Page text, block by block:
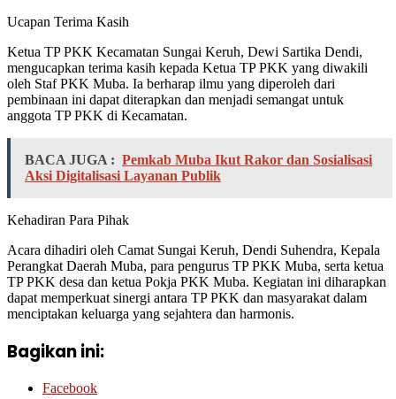
Ucapan Terima Kasih
Ketua TP PKK Kecamatan Sungai Keruh, Dewi Sartika Dendi,
mengucapkan terima kasih kepada Ketua TP PKK yang diwakili
oleh Staf PKK Muba. Ia berharap ilmu yang diperoleh dari
pembinaan ini dapat diterapkan dan menjadi semangat untuk
anggota TP PKK di Kecamatan.
BACA JUGA : Pemkab Muba Ikut Rakor dan Sosialisasi
Aksi Digitalisasi Layanan Publik
Kehadiran Para Pihak
Acara dihadiri oleh Camat Sungai Keruh, Dendi Suhendra, Kepala
Perangkat Daerah Muba, para pengurus TP PKK Muba, serta ketua
TP PKK desa dan ketua Pokja PKK Muba. Kegiatan ini diharapkan
dapat memperkuat sinergi antara TP PKK dan masyarakat dalam
menciptakan keluarga yang sejahtera dan harmonis.
Bagikan ini:
Facebook